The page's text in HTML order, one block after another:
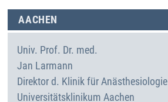
AACHEN
Univ. Prof. Dr. med.
Jan Larmann
Direktor d. Klinik für Anästhesiologie
Universitätsklinikum Aachen